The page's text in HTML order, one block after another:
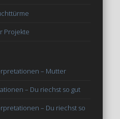
Projekte
– Mutter
– Du riechst so gut
– Du riechst so